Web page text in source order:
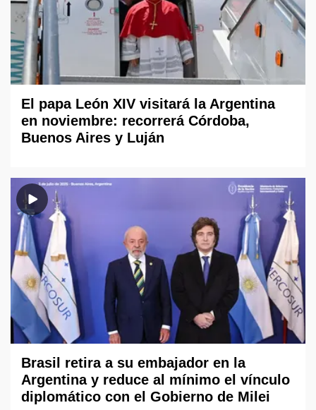
El papa León XIV visitará la Argentina
en noviembre: recorrerá Córdoba,
Buenos Aires y Luján
Brasil retira a su embajador en la
Argentina y reduce al mínimo el vínculo
diplomático con el Gobierno de Milei